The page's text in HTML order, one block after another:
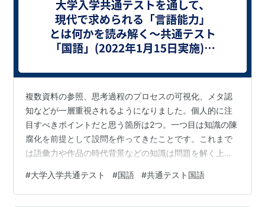
複数資料の参照、思考過程のプロセスの可視化、メタ認
知などが一層重視されるようになりました。個人的に注
目すべきポイントだと思う箇所は2つ。一つ目は知識の陳
腐化を前提として設問を作ってきたことです。これまで
は語彙力や作品の時代背景などの知識は問題を解く上で
かし近年スマホの普及により知識は調べれば良いものと
なり、知識の有無は問われなくなっていきます。寧ろ調
#大学入学共通テスト #国語 #共通テスト国語